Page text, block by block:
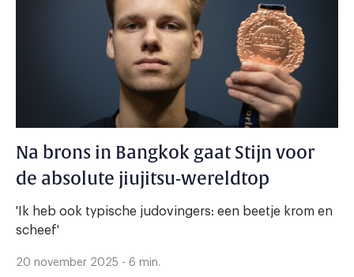
Na brons in Bangkok gaat Stijn voor
de absolute jiujitsu-wereldtop
'Ik heb ook typische judovingers: een beetje krom en
scheef'
20 november 2025 - 6 min.